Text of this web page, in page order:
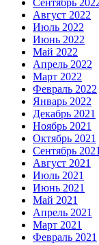
Август 2022
Июль 2022
Июнь 2022
Май 2022
Апрель 2022
Март 2022
Февраль 2022
Январь 2022
Декабрь 2021
Ноябрь 2021
Октябрь 2021
Сентябрь 2021
Август 2021
Июль 2021
Июнь 2021
Май 2021
Апрель 2021
Март 2021
Февраль 2021